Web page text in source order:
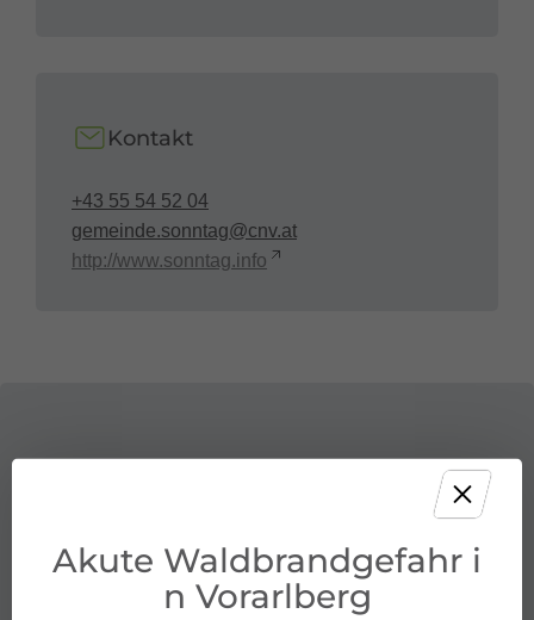
Kontakt
+43 55 54 52 04
gemeinde.sonntag@cnv.at
http://www.sonntag.info
Akute Waldbrandgefahr i
n Vorarlberg